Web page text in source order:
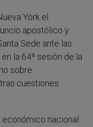
York el
apostólico y
Sede ante las
la 64ª sesión de la
sobre
cuestiones
nacional